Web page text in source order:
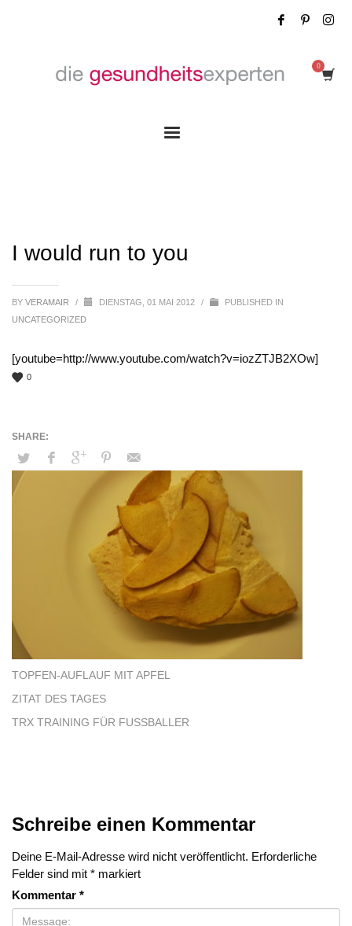
I would run to you
BY VERAMAIR / DIENSTAG, 01 MAI 2012 /
PUBLISHED IN
UNCATEGORIZED
[youtube=http://www.youtube.com/watch?v=iozZTJB2XOw]
0
TOPFEN-AUFLAUF MIT APFEL
ZITAT DES TAGES
TRX TRAINING FÜR FUSSBALLER
Schreibe einen Kommentar
Deine E-Mail-Adresse wird nicht veröffentlicht. Erforderliche
Felder sind mit * markiert
Kommentar *